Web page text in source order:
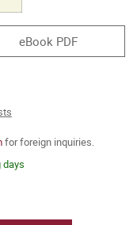
eBook PDF
for foreign inquiries.
days